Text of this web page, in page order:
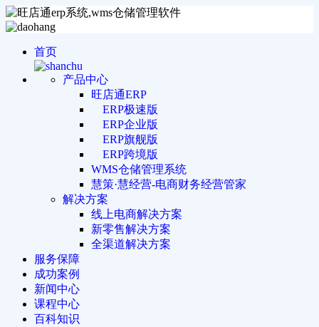
首页
产品中心
旺店通ERP
ERP极速版
ERP企业版
ERP旗舰版
ERP跨境版
WMS仓储管理系统
慧策·慧经营-电商财务经营管家
解决方案
线上电商解决方案
新零售解决方案
全渠道解决方案
服务保障
成功案例
新闻中心
课程中心
百科知识